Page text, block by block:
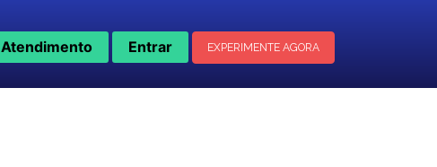
Atendimento Entrar EXPERIMENTE AGORA